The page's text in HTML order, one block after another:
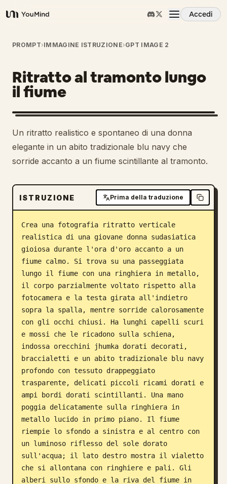
YouMind
Accedi
Panoramica
Casi d'uso
Abilità
Prompt
Scarica
Blog
Aggiornamenti
PROMPT›IMMAGINE ISTRUZIONE›GPT IMAGE 2
Ritratto al tramonto lungo
il fiume
Un ritratto realistico e spontaneo di una donna
elegante in un abito tradizionale blu navy che
sorride accanto a un fiume scintillante al tramonto.
ISTRUZIONE Prima della traduzione
Crea una fotografia ritratto verticale
realistica di una giovane donna sudasiatica
gioiosa durante l'ora d'oro accanto a un
fiume calmo. Si trova su una passeggiata
lungo il fiume con una ringhiera in metallo,
il corpo parzialmente voltato rispetto alla
fotocamera e la testa girata all'indietro
sopra la spalla, mentre sorride calorosamente
con gli occhi chiusi. Ha lunghi capelli scuri
e mossi che le ricadono sulla schiena,
indossa orecchini jhumka dorati decorati,
braccialetti e un abito tradizionale blu navy
profondo con tessuto drappeggiato
trasparente, delicati piccoli ricami dorati e
ampi bordi dorati scintillanti. Una mano
poggia delicatamente sulla ringhiera in
metallo lucido in primo piano. Il fiume
riempie lo sfondo a sinistra e al centro con
un luminoso riflesso del sole dorato
sull'acqua; il lato destro mostra il vialetto
che si allontana con ringhiere e pali. Gli
alberi sullo sfondo e la riva del fiume in